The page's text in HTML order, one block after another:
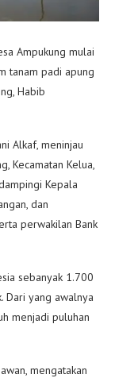
Ampukung mulai
tanam padi apung
Habib
Alkaf, meninjau
Kecamatan Kelua,
Kepala
dan
perwakilan Bank
sebanyak 1.700
Dari yang awalnya
menjadi puluhan
mengatakan